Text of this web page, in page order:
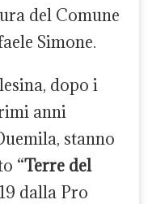
del Comune
Simone.
dopo i
anni
stanno
“Terre del
dalla Pro